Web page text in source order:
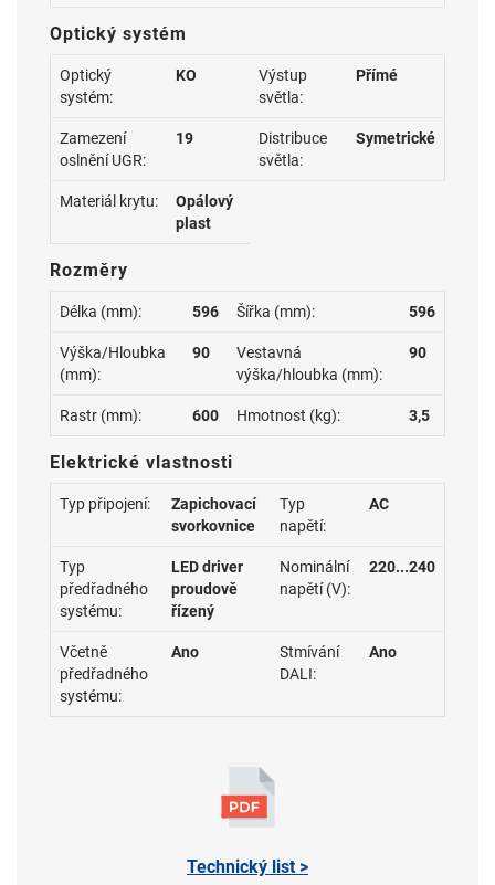
Optický systém
Optický
systém:
KO
Výstup
světla:
Přímé
Zamezení
oslnění UGR:
19
Distribuce
světla:
Symetrické
Materiál krytu:
Opálový
plast
Rozměry
Délka (mm): 596 Šířka (mm): 596
Výška/Hloubka
(mm):
90
Vestavná
výška/hloubka (mm):
90
Rastr (mm): 600 Hmotnost (kg): 3,5
Elektrické vlastnosti
Typ připojení:
Zapichovací
svorkovnice
Typ
napětí:
AC
Typ
předřadného
systému:
LED driver
proudově
řízený
Nominální
napětí (V):
220...240
Včetně
předřadného
systému:
Ano
Stmívání
DALI:
Ano
Technický list >